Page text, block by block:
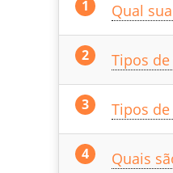
Qual
Tipos
Tipos
Quais